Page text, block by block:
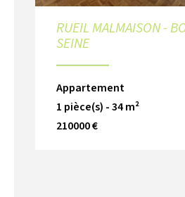
RUEIL MALMAISON -
SEINE
Appartement
1 pièce(s) - 34 m²
210000 €